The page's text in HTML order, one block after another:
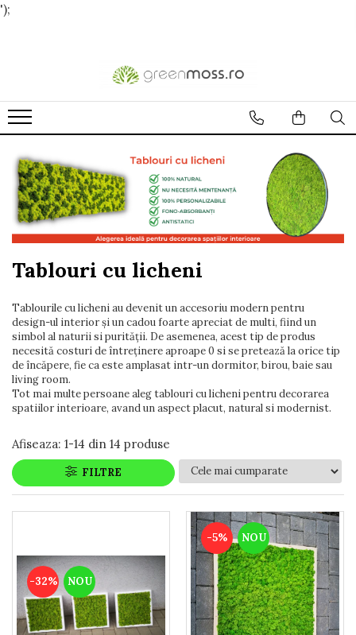
');
Tablouri cu licheni
Tablourile cu licheni au devenit un accesoriu modern pentru
design-ul interior şi un cadou foarte apreciat de multi, fiind un
simbol al naturii si purității. De asemenea, acest tip de produs
necesită costuri de întreținere aproape 0 si se pretează la orice tip
de încăpere, fie ca este amplasat intr-un dormitor, birou, baie sau
living room.
Tot mai multe persoane aleg tablouri cu licheni pentru decorarea
spatiilor interioare, avand un aspect placut, natural si modernist.
Afiseaza: 1-14 din 14 produse
FILTRE
-32% NOU
-5% NOU